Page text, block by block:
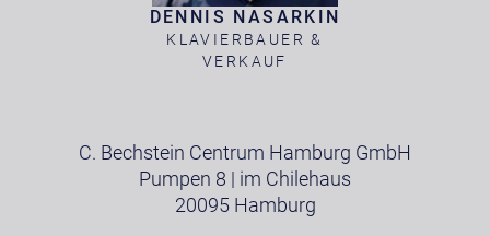
DENNIS NASARKIN
KLAVIERBAUER &
VERKAUF
C. Bechstein Centrum Hamburg GmbH
Pumpen 8 | im Chilehaus
20095 Hamburg